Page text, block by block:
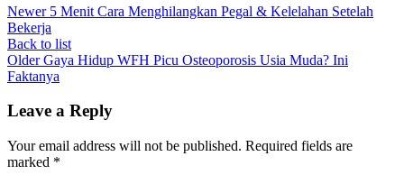
Newer 5 Menit Cara Menghilangkan Pegal & Kelelahan Setelah
Bekerja
Back to list
Older Gaya Hidup WFH Picu Osteoporosis Usia Muda? Ini
Faktanya
Leave a Reply
Your email address will not be published. Required fields are
marked *